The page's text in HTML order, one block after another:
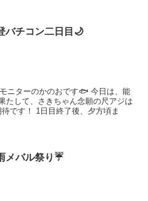
バチコン二日目🌙
ニターのかのおです🐟 今日は、能
たして、さきちゃん念願の尺アジは
です！ 1日目終了後、夕方頃ま
メバル祭り☔️